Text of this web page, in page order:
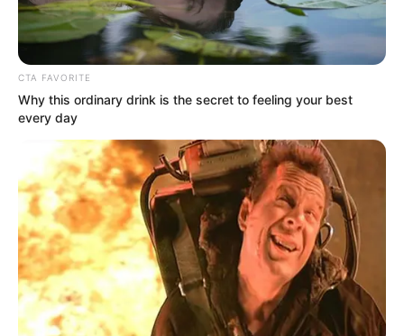
A través de su cuenta de Instagram, Samadhi
Zendejas comparte sus rutinas de ejercicios y
algunas fotos donde posa en sexys bikinis y
ajustados atuendos para presumir su figura.
TEXTO:ERICKA REYES
TwitterPinterestTumblrCopy